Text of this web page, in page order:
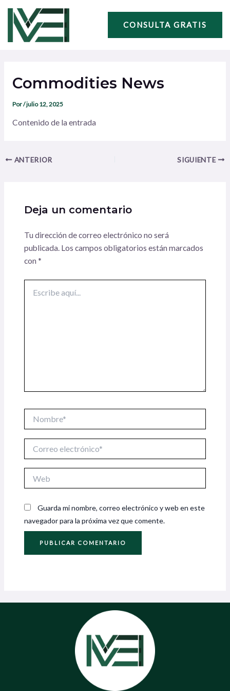
contenido
CONSULTA GRATIS
Commodities News
Por/julio 12, 2025
Contenido de la entrada
entradas
ANTERIOR SIGUIENTE
Deja un comentario
Tu dirección de correo electrónico no será
publicada. Los campos obligatorios están marcados
con *
aquí...
electrónico*
Guarda mi nombre, correo electrónico y web en este
navegador para la próxima vez que comente.